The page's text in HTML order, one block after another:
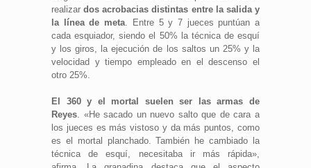
realizardos acrobacias distintas entre la salida y
la línea de meta. Entre 5 y 7 jueces puntúan a
cada esquiador, siendo el 50% la técnica de esquí
y los giros, la ejecución de los saltos un 25% y la
velocidad y tiempo empleado en el descenso el
otro 25%.
El 360 y el mortal suelen ser las armas de
Reyes. «He sacado un nuevo salto que de cara a
los jueces es más vistoso y da más puntos, como
es el mortal planchado. También he cambiado la
técnica de esquí, necesitaba ir más rápida»,